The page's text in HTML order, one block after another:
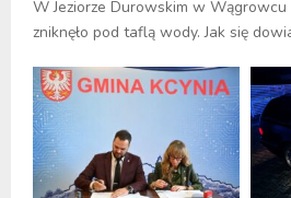
W Jeziorze Durowskim w
zniknęło pod taflą wody. Jak się